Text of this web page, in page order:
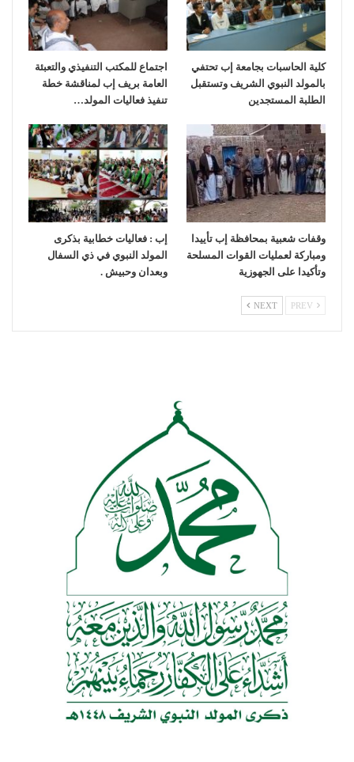
كلية الحاسبات بجامعة إب تحتفي
بالمولد النبوي الشريف وتستقبل
الطلبة المستجدين
اجتماع للمكتب التنفيذي والتعبئة
العامة بريف إب لمناقشة خطة
تنفيذ فعاليات المولد…
وقفات شعبية بمحافظة إب تأييدا
ومباركة لعمليات القوات المسلحة
وتأكيدا على الجهوزية
إب : فعاليات خطابية بذكرى
المولد النبوي في ذي السفال
وبعدان وحبيش .
NEXT